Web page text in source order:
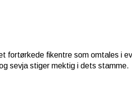
fortørkede fikentre som omtales i
sevja stiger mektig i dets stamme.